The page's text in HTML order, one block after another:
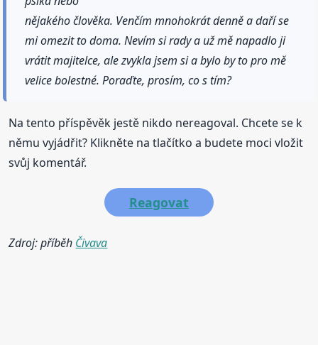
nějakého člověka. Venčím mnohokrát denně a daří se
mi omezit to doma. Nevím si rady a už mě napadlo ji
vrátit majitelce, ale zvykla jsem si a bylo by to pro mě
velice bolestné. Poraďte, prosím, co s tím?
Na tento příspěvěk jestě nikdo nereagoval. Chcete se k
němu vyjádřit? Klikněte na tlačítko a budete moci vložit
svůj komentář.
Reagovat
Zdroj: příběh Čivava